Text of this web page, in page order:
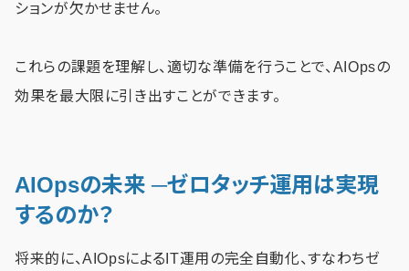
ションが欠かせません。
これらの課題を理解し、適切な準備を行うことで、AIOpsの
効果を最大限に引き出すことができます。
AIOpsの未来 ─ゼロタッチ運用は実現
するのか？
将来的に、AIOpsによるIT運用の完全自動化、すなわちゼ